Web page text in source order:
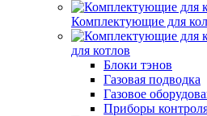
Комплектующие для
для котлов
Блоки тэнов
Газовая подводка
Газовое
Приборы